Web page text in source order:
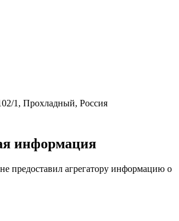
1, Прохладный, Россия
информация
предоставил агрегатору информацию о